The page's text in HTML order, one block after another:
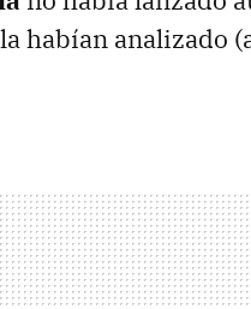
habían analizado